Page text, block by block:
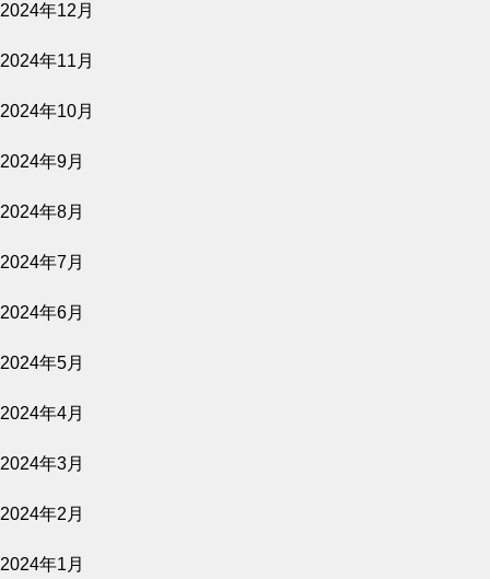
バナ穴 BANA＿ANA
2026年8月7日～9月17日
愛し合ってるかい？ 忌野清志郎が教えてく
2024年12月
2024年11月
2024年10月
2024年9月
2024年8月
2024年7月
2024年6月
2024年5月
2024年4月
2024年3月
2024年2月
2024年1月